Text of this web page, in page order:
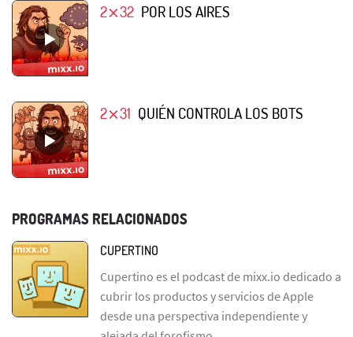
2⨯32 POR LOS AIRES
2⨯31 QUIÉN CONTROLA LOS BOTS
PROGRAMAS RELACIONADOS
CUPERTINO
Cupertino es el podcast de mixx.io dedicado a
cubrir los productos y servicios de Apple
desde una perspectiva independiente y